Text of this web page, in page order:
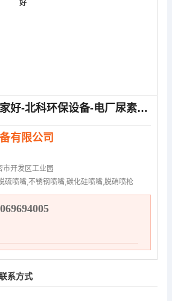
大同尿素喷枪哪家好-北科环保设备-电厂尿素喷枪哪家好
有限公司
市开发区工业园
硫喷嘴,不锈钢喷嘴,碳化硅喷嘴,脱硝喷枪
系方式